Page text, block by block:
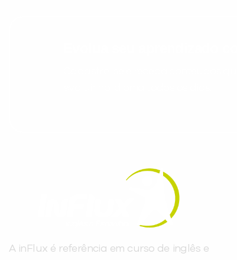
A inFlux é referência em curso de inglês e